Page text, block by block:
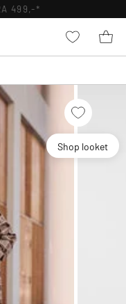
499,-*
Shop looket